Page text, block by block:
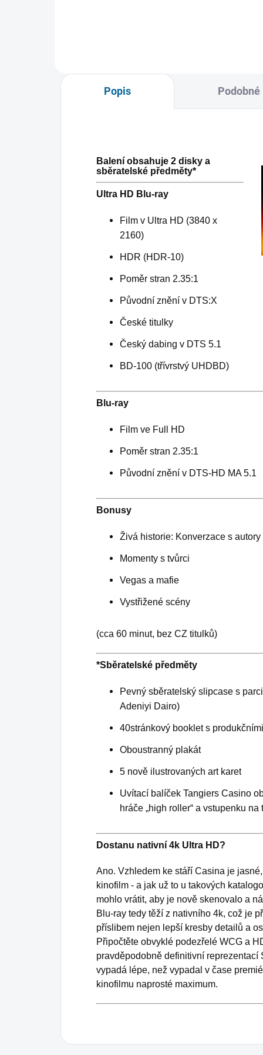
Popis Podobné
Balení obsahuje 2 disky a
sběratelské předměty*
Ultra HD Blu-ray
Film v Ultra HD (3840 x
2160)
HDR (HDR-10)
Poměr stran 2.35:1
Původní znění v DTS:X
České titulky
Český dabing v DTS 5.1
BD-100 (třívrstvý UHDBD)
Blu-ray
Film ve Full HD
Poměr stran 2.35:1
Původní znění v DTS-HD MA 5.1
Bonusy
Živá historie: Konverzace s autory
Momenty s tvůrci
Vegas a mafie
Vystřižené scény
(cca 60 minut, bez CZ titulků)
*Sběratelské předměty
Pevný sběratelský slipcase s
Adeniyi Dairo)
40stránkový booklet s
Oboustranný plakát
5 nově ilustrovaných art karet
Uvítací balíček Tangiers Casino
hráče „high roller“ a vstupenku
Dostanu nativní 4k Ultra HD?
Ano. Vzhledem ke stáří Casina je
kinofilm - a jak už to u takových
mohlo vrátit, aby je nově skenovalo a
Blu-ray tedy těží z nativního 4k, což je
příslibem nejen lepší kresby detailů a
Připočtěte obvyklé podezřelé WCG a
pravděpodobně definitivní
vypadá lépe, než vypadal v čase
kinofilmu naprosté maximum.